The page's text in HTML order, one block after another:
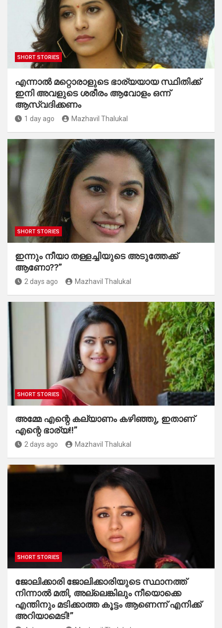
SHORT STORIES
എന്നാൽ മറ്റൊരാളുടെ ഭാര്യയായ സ്ഥിതിക്ക്
ഇനി അവളുടെ ശരീരം ആവോളം ഒന്ന്
ആസ്വദിക്കണം
1 day ago Mazhavil Thalukal
SHORT STORIES
ഇന്നും നീയാ തള്ളച്ചിയുടെ അടുത്തേക്ക്
ആണോ??”
2 days ago Mazhavil Thalukal
SHORT STORIES
അമ്മേ എന്റെ കല്യാണം കഴിഞ്ഞു, ഇതാണ്
എന്റെ ഭാര്യ!!”
2 days ago Mazhavil Thalukal
SHORT STORIES
ജോലിക്കാരി ജോലിക്കാരിയുടെ സ്ഥാനത്ത്
നിന്നാൽ മതി, അല്ലെങ്കിലും നീയൊക്കെ
എന്തിനും മടിക്കാത്ത കൂട്ടം ആണെന്ന് എനിക്ക്
അറിയാമെടി!”